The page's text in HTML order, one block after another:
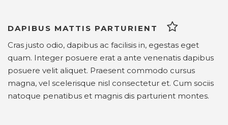
DAPIBUS MATTIS PARTURIENT
Cras justo odio, dapibus ac facilisis in, egestas eget
quam. Integer posuere erat a ante venenatis dapibus
posuere velit aliquet. Praesent commodo cursus
magna, vel scelerisque nisl consectetur et. Cum sociis
natoque penatibus et magnis dis parturient montes.